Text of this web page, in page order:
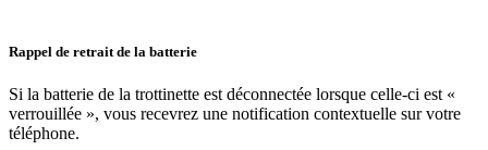
Rappel de retrait de la batterie
Si la batterie de la trottinette est déconnectée lorsque celle-ci est «
verrouillée », vous recevrez une notification contextuelle sur votre
téléphone.